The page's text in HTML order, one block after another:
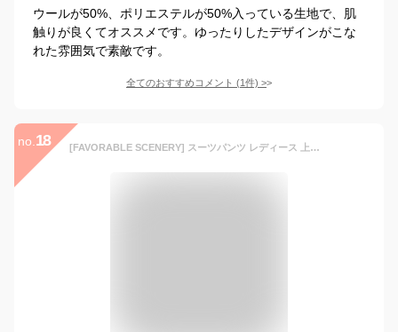
ウールが50%、ポリエステルが50%入っている生地で、肌
触りが良くてオススメです。ゆったりしたデザインがこな
れた雰囲気で素敵です。
全てのおすすめコメント (1件) >
no. 18 [FAVORABLE SCENERY] スーツパンツ レディース 上下3点セット セットアップ 体型カバー ワイドパンツ 通勤 ビジネス フォーマル スーツ (ブラック, l)